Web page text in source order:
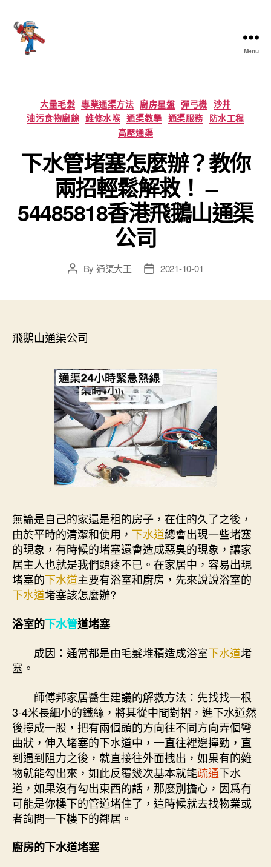
Menu
Categories
大量毛髮 專業通渠方法 廚房星盤 彈弓機 沙井
油污食物廚餘 維修水喉 通渠教學 通渠服務 防水工程
高壓通渠
下水管堵塞怎麼辦？教你
兩招輕鬆解救！ –
54485818香港飛鵝山通渠
公司
PostBy 通渠大王
Post2021-10-01
飛鵝山通渠公司
無論是自己的家還是租的房子，在住的久了之後，
由於平時的清潔和使用， 下水道總會出現一些堵塞
的現象，有時候的堵塞還會造成惡臭的現象，讓家
居主人也就是我們頭疼不已。在家居中，容易出現
堵塞的下水道主要有浴室和廚房，先來說說浴室的
下水道堵塞該怎麼辦?
浴室的下水管道堵塞
成因：通常都是由毛髮堆積造成浴室下水道堵
塞。
師傅邦家居醫生建議的解救方法：先找找一根
3-4米長細小的鐵絲，將其從中間對摺，進下水道然
後擰成一股，把有兩個頭的方向往不同方向弄個彎
曲狀，伸入堵塞的下水道中，一直往裡邊擰勁，直
到遇到阻力之後，就直接往外面拽出，如果有的雜
物就能勾出來，如此反覆幾次基本就能疏通下水
道，如果沒有勾出東西的話，那麼別擔心，因爲有
可能是你樓下的管道堵住了，這時候就去找物業或
者詢問一下樓下的鄰居。
廚房的下水道堵塞